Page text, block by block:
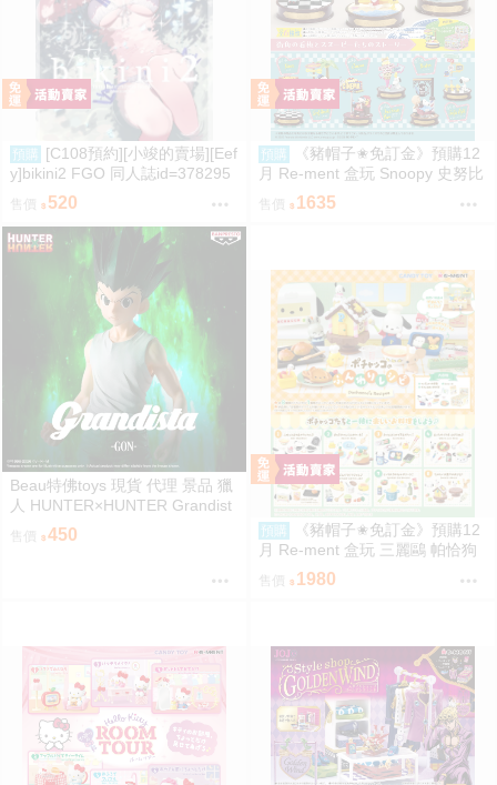
預購
[C108預約][小竣的賣場][Eef
y]bikini2 FGO 同人誌id=378295
售價 520
預購
《豬帽子✬免訂金》預購12
月 Re-ment 盒玩 Snoopy 史努比
街角招牌場景 中盒6入 0816
售價 1635
Beau特佛toys 現貨 代理 景品 獵
人 HUNTER×HUNTER Grandist
a 小傑 0206
450 預購
《豬帽子✬免訂金》預購12
月 Re-ment 盒玩 三麗鷗 帕恰狗
烘焙食譜 中盒8入 0816
1980